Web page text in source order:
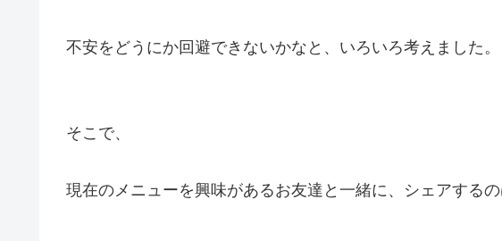
不安をどうにか回避できないかなと、いろいろ考えました。
そこで、
現在のメニューを興味があるお友達と一緒に、シェアする